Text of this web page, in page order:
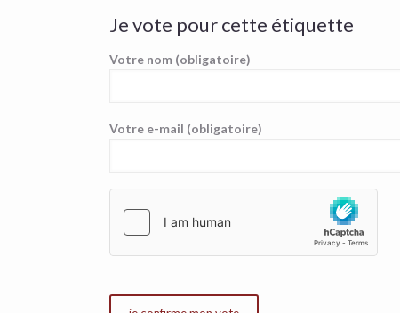
Je vote pour cette étiquette
Votre nom (obligatoire)
Votre e-mail (obligatoire)